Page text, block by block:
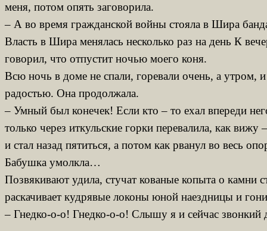
меня, потом опять заговорила.
– А во время гражданской войны стояла в Шира
Власть в Шира менялась несколько раз на день К
говорил, что отпустит ночью моего коня.
Всю ночь в доме не спали, горевали очень, а утром,
радостью. Она продолжала.
– Умный был конечек! Если кто – то ехал впереди
только через иткульские горки перевалила, как
и стал назад пятиться, а потом как рванул во весь
Бабушка умолкла…
Позвякивают удила, стучат кованые копыта о камни
раскачивает кудрявые локоны юной наездницы и
– Гнедко-о-о! Гнедко-о-о! Слышу я и сейчас